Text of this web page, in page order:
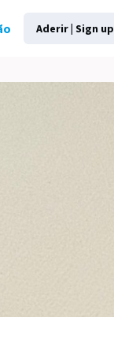
Aderir | Sign up